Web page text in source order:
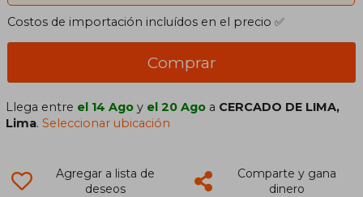
Costos de importación incluídos en el precio ✅
Comprar
Llega entre el 14 Ago y el 20 Ago a CERCADO DE LIMA,
Lima.Seleccionar ubicación
Agregar a lista de
deseos
Comparte y gana
dinero